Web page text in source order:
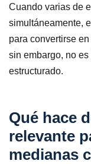
Cuando varias de
simultáneamente,
para convertirse
sin embargo, no
estructurado.
Qué hace
relevante
medianas